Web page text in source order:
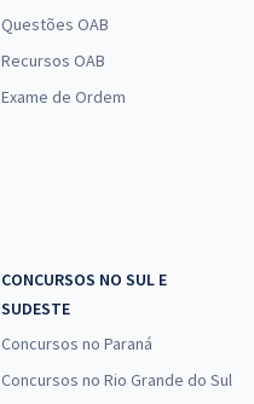
Questões OAB
Recursos OAB
Exame de Ordem
CONCURSOS NO SUL E
SUDESTE
Concursos no Paraná
Concursos no Rio Grande do Sul